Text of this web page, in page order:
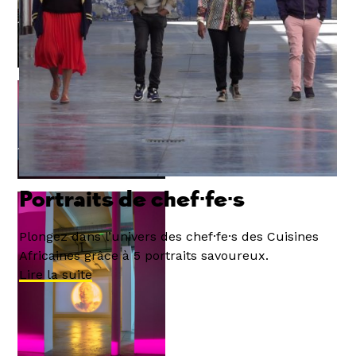
© Caroline Dutrey –
Emeka Ogboh – Stirring
the Pot
© Caroline Dutrey – Nora
Portraits de chef·fe·s
Plongez dans l’univers des chef·fe·s des Cuisines
Africaines grâce à 5 portraits savoureux.
Lire la suite